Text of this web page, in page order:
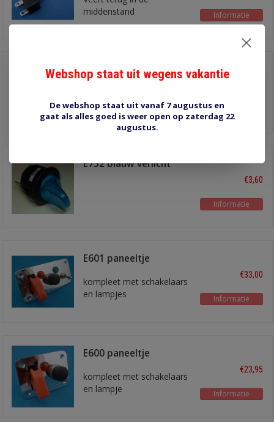
middenstand
Informatie
schakelaar met
'laadbak licht' symbool
twee LED's, verlichting
voor symbool en indicator
voor 'aan'
Informatie
E752 blauw verlicht
€3,60
Informatie
E601 paneeltje
kompleet met schakelaars
en lampjes
€33,00
Informatie
E600 paneeltje
kompleet met schakelaars
en lampje
€23,95
Informatie
Webshop staat uit wegens vakantie
De webshop staat uit vanaf 7 augustus en
gaat als alles goed is weer open op zaterdag 22
augustus.